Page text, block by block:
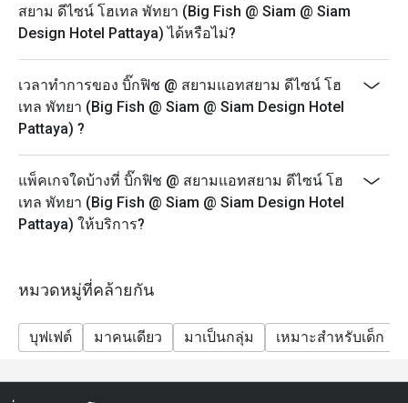
สยาม ดีไซน์ โฮเทล พัทยา (Big Fish @ Siam @ Siam
Design Hotel Pattaya) ได้หรือไม่?
เวลาทำการของ บิ๊กฟิช @ สยามแอทสยาม ดีไซน์ โฮ
เทล พัทยา (Big Fish @ Siam @ Siam Design Hotel
Pattaya) ?
แพ็คเกจใดบ้างที่ บิ๊กฟิช @ สยามแอทสยาม ดีไซน์ โฮ
เทล พัทยา (Big Fish @ Siam @ Siam Design Hotel
Pattaya) ให้บริการ?
หมวดหมู่ที่คล้ายกัน
บุฟเฟต์ มาคนเดียว มาเป็นกลุ่ม เหมาะสำหรับเด็ก